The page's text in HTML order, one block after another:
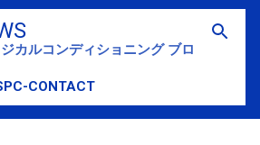
てメイン コンテンツに移動
カルコンディショニング ブログ
CONTACT